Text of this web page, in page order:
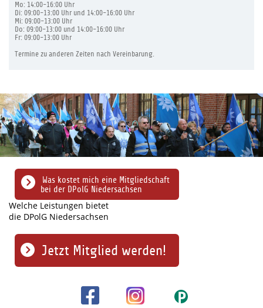
Mo: 14:00-16:00 Uhr
Di: 09:00-13:00 Uhr und 14:00-16:00 Uhr
Mi: 09:00-13:00 Uhr
Do: 09:00-13:00 und 14:00-16:00 Uhr
Fr: 09:00-13:00 Uhr
Termine zu anderen Zeiten nach Vereinbarung.
Was kostet mich eine Mitgliedschaft
bei der DPolG Niedersachsen
Welche Leistungen bietet
die DPolG Niedersachsen
Jetzt Mitglied werden!